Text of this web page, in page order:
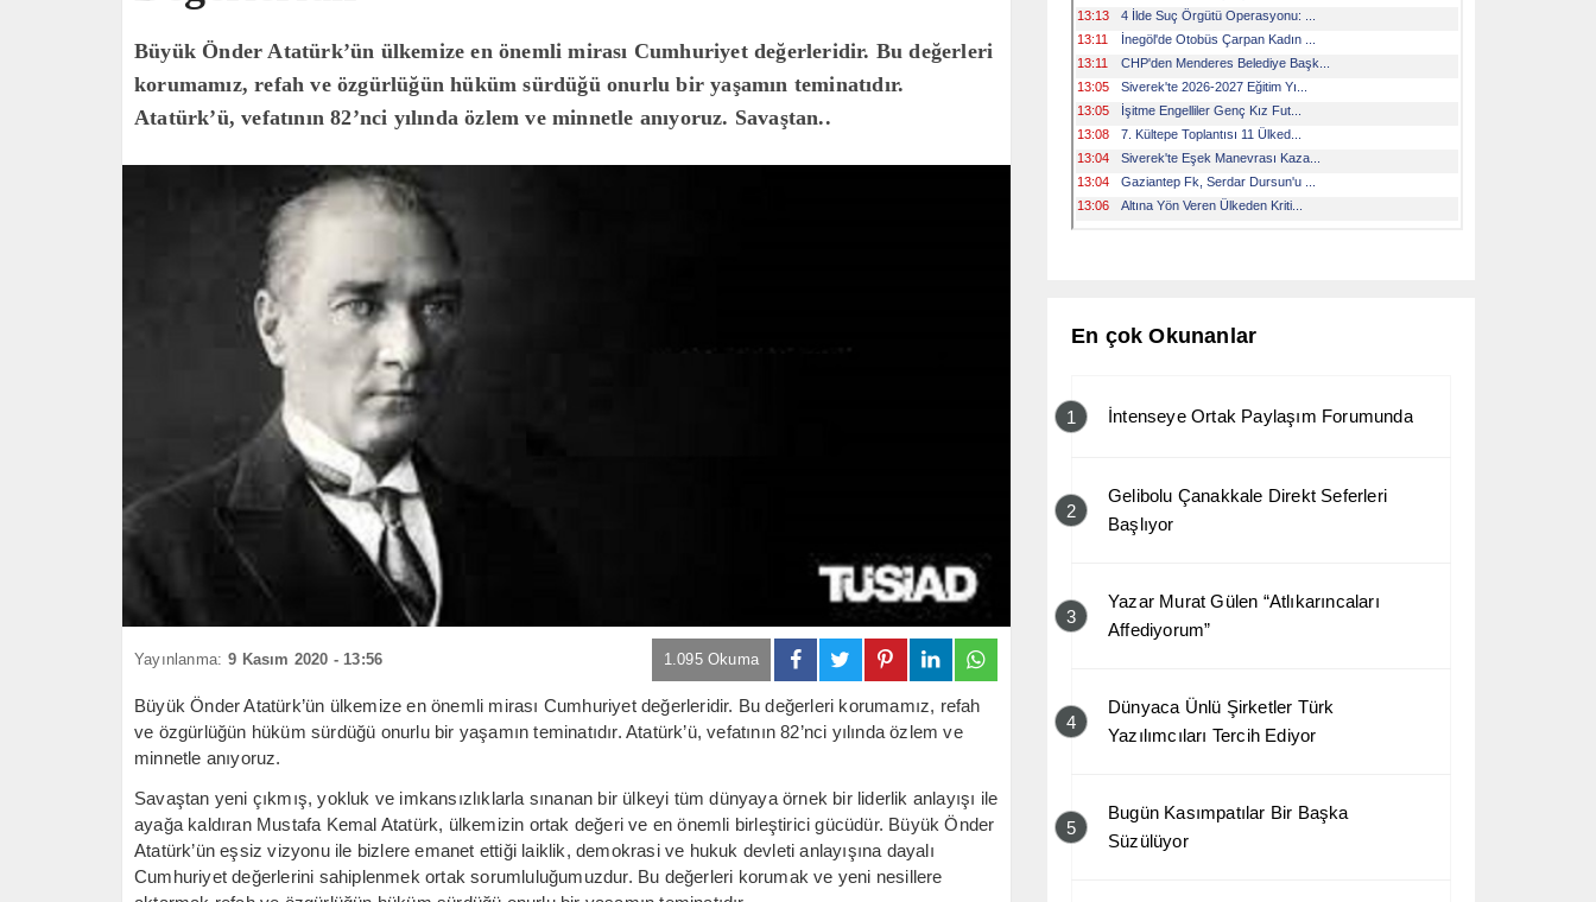
Büyük Önder Atatürk’ün ülkemize en önemli mirası Cumhuriyet değerleridir. Bu değerleri
korumamız, refah ve özgürlüğün hüküm sürdüğü onurlu bir yaşamın teminatıdır.
Atatürk’ü, vefatının 82’nci yılında özlem ve minnetle anıyoruz. Savaştan..
Yayınlanma: 9 Kasım 2020 - 13:56 1.095 Okuma
Büyük Önder Atatürk’ün ülkemize en önemli mirası Cumhuriyet değerleridir. Bu değerleri korumamız, refah
ve özgürlüğün hüküm sürdüğü onurlu bir yaşamın teminatıdır. Atatürk’ü, vefatının 82’nci yılında özlem ve
minnetle anıyoruz.
Savaştan yeni çıkmış, yokluk ve imkansızlıklarla sınanan bir ülkeyi tüm dünyaya örnek bir liderlik anlayışı ile
ayağa kaldıran Mustafa Kemal Atatürk, ülkemizin ortak değeri ve en önemli birleştirici gücüdür. Büyük Önder
Atatürk’ün eşsiz vizyonu ile bizlere emanet ettiği laiklik, demokrasi ve hukuk devleti anlayışına dayalı
Cumhuriyet değerlerini sahiplenmek ortak sorumluluğumuzdur. Bu değerleri korumak ve yeni nesillere
En çok Okunanlar
1 İntenseye Ortak Paylaşım Forumunda
2
Gelibolu Çanakkale Direkt Seferleri
Başlıyor
3
Yazar Murat Gülen “Atlıkarıncaları
Affediyorum”
4
Dünyaca Ünlü Şirketler Türk
Yazılımcıları Tercih Ediyor
5
Bugün Kasımpatılar Bir Başka
Süzülüyor